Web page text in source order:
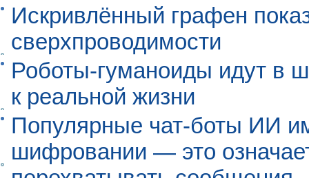
Искривлённый графен
сверхпроводимости
Роботы-гуманоиды идут в
к реальной жизни
Популярные чат-боты ИИ
шифровании — это